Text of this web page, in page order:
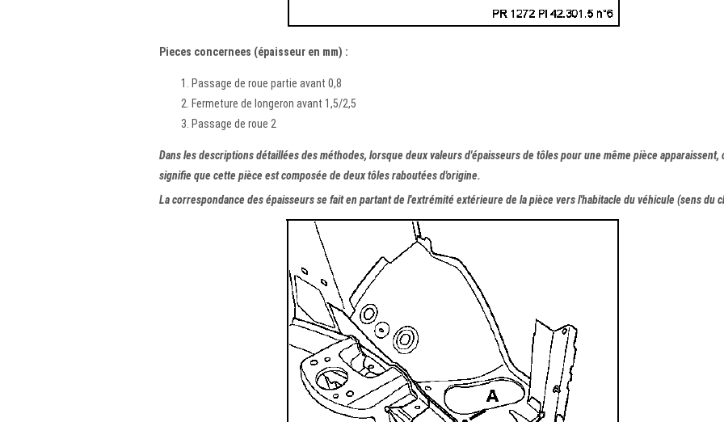
Pieces concernees (épaisseur en mm) :
Passage de roue partie avant 0,8
Fermeture de longeron avant 1,5/2,5
Passage de roue 2
Dans les descriptions détaillées des méthodes, lorsque deux valeurs d'épaisseurs de tôles pour une même pièce apparaissent,
signifie que cette pièce est composée de deux tôles raboutées d'origine.
La correspondance des épaisseurs se fait en partant de l'extrémité extérieure de la pièce vers l'habitacle du véhicule (sens du